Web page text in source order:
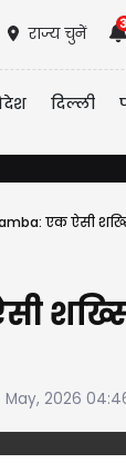
राज्य चुनें
दिल्ली
एक ऐसी
2026